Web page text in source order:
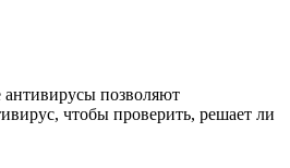
антивирусы позволяют
чтобы проверить, решает ли